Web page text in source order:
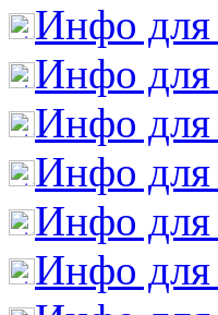
Инфо для
Инфо для
Инфо для
Инфо для
Инфо для
Инфо для